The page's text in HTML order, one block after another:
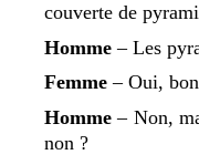
couverte de
Homme – Les
Femme – Oui,
Homme – Non,
non ?